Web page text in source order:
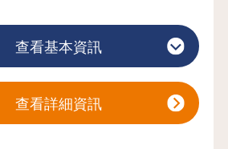
窄岩石，讓您與懸崖峭壁和
岩石近距離接觸，充分領略
岸線的力量和動感。小船的搖
向時船身的傾斜是探險的精
然沒有什麽技巧，但全身心
查看基本資訊
查看詳細資訊